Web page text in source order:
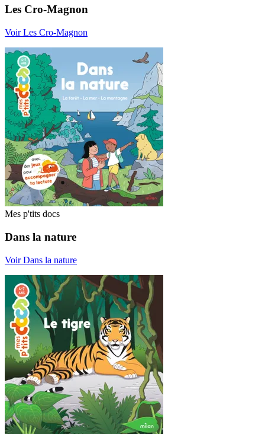
Les Cro-Magnon
Voir Les Cro-Magnon
Mes p'tits docs
Dans la nature
Voir Dans la nature